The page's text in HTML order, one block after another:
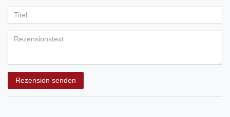
5
Bewertungssternen
5
Bewertungssternen
5
Bewertungssternen
5
Bewertungssternen
5
Bewertungssternen
Anzeigename
(optional)
Rezension senden